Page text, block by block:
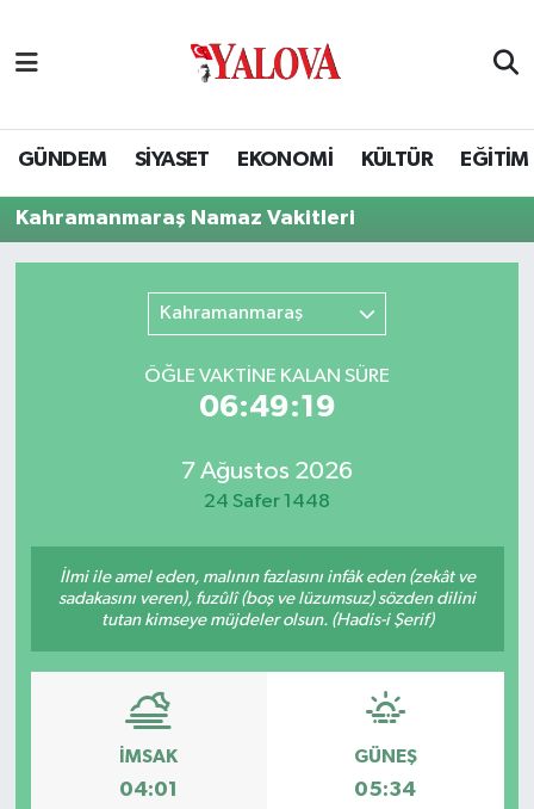
GÜNDEM SİYASET EKONOMİ KÜLTÜR EĞİTİM
Kahramanmaraş Namaz Vakitleri
Kahramanmaraş
ÖĞLE VAKTİNE KALAN SÜRE
06:49:19
7 Ağustos 2026
24 Safer 1448
İlmi ile amel eden, malının fazlasını infâk eden (zekât ve
sadakasını veren), fuzûlî (boş ve lüzumsuz) sözden dilini
tutan kimseye müjdeler olsun. (Hadis-i Şerif)
İMSAK
04:01
GÜNEŞ
05:34
SİYASET
EKONOMİ
BİLİM VE TEKNOLOJİ
SPOR
İLÇELERİMİZ
RESMİ İLAN
Yalova Nöbetçi Eczaneler
Yalova Hava Durumu
Yalova Namaz Vakitleri
Puan Durumu ve Fikstür
Tüm Manşetler